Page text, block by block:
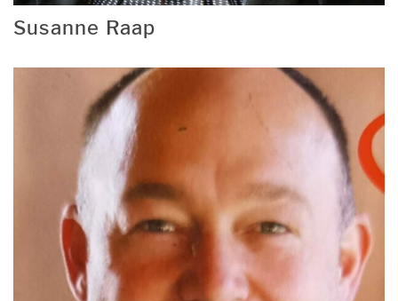
Susanne Raap